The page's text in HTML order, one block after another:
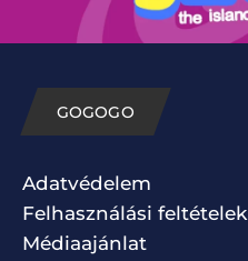
GOGOGO
Adatvédelem
Felhasználási feltételek
Médiaajánlat